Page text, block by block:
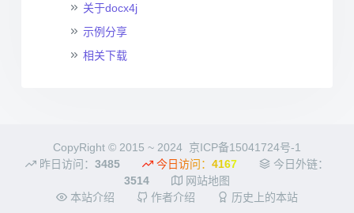
关于docx4j
示例分享
相关下载
CopyRight © 2015 ~ 2024 京ICP备15041724号-1
昨日访问： 3485 今日访问： 4167
今日外链：
3514
网站地图
本站介绍
作者介绍 历史上的本站